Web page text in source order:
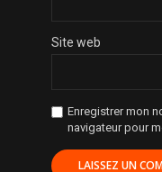
Site web
Enregistrer mon
navigateur pour